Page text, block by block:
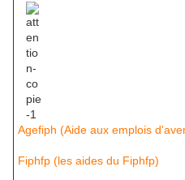
Agefiph (Aide aux emplois
Fiphfp (les aides du Fiphfp)